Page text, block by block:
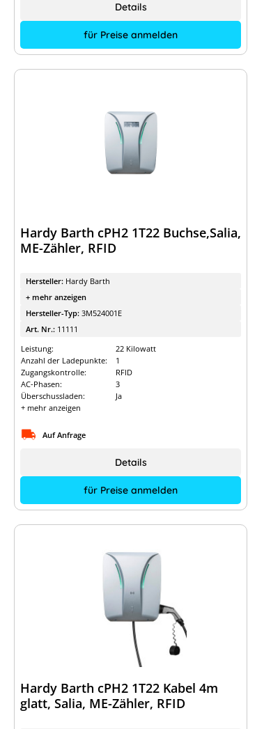
für Preise anmelden
Details
Hardy Barth cPH2 1T22 Buchse,Salia,
ME-Zähler, RFID
Hersteller: Hardy Barth
+ mehr anzeigen
Hersteller-Typ: 3M524001E
Art. Nr.: 11111
Leistung:
22 Kilowatt
Anzahl der Ladepunkte:
1
Zugangskontrolle:
RFID
AC-Phasen:
3
Überschussladen:
Ja
+ mehr anzeigen
Auf Anfrage
für Preise anmelden
Details
Hardy Barth cPH2 1T22 Kabel 4m
glatt, Salia, ME-Zähler, RFID